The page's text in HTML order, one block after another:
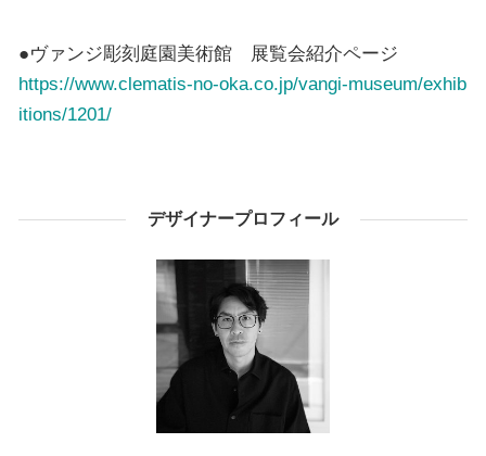
●ヴァンジ彫刻庭園美術館 展覧会紹介ページ
https://www.clematis-no-oka.co.jp/vangi-museum/exhib
itions/1201/
デザイナープロフィール